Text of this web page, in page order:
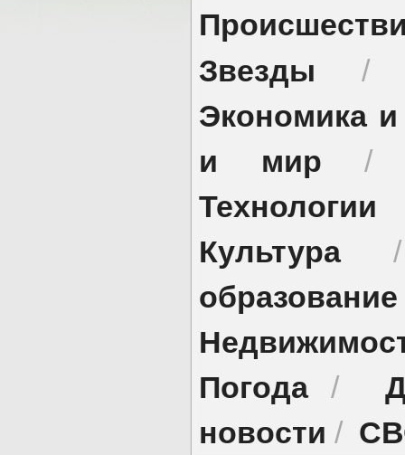
Звезды
Экономика
и мир
Технологии
Культура
образование
Погода/
новости /